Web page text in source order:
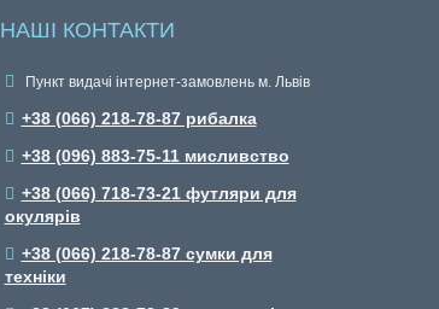
НАШІ КОНТАКТИ
Пункт видачі інтернет-замовлень м. Львів
+38 (066) 218-78-87 рибалка
+38 (096) 883-75-11 мисливство
+38 (066) 718-73-21 футляри для
окулярів
+38 (066) 218-78-87 сумки для
техніки